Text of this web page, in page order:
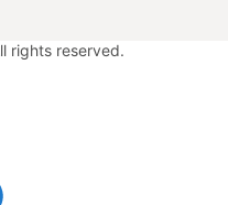
rights reserved.